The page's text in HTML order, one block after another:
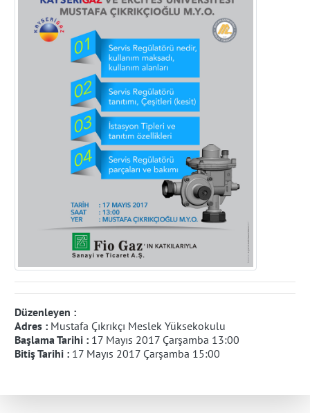
Düzenleyen :
Adres : Mustafa Çıkrıkçı Meslek Yüksekokulu
Başlama Tarihi : 17 Mayıs 2017 Çarşamba 13:00
Bitiş Tarihi : 17 Mayıs 2017 Çarşamba 15:00